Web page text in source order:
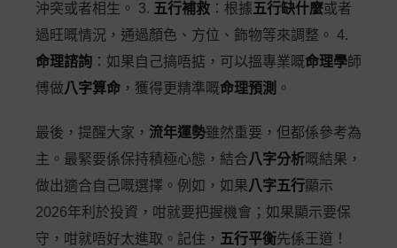
沖突或者相生。 3. 五行補救 ：根據五行缺什麼或者
過旺嘅情況，通過顏色、方位、飾物等來調整。 4.
命理諮詢 ：如果自己搞唔掂，可以搵專業嘅命理學師
傅做八字算命 ，獲得更精準嘅命理預測 。
最後，提醒大家， 流年運勢雖然重要，但都係參考為
主。最緊要係保持積極心態，結合八字分析嘅結果，
做出適合自己嘅選擇。例如，如果八字五行顯示
2026年利於投資，咁就要把握機會；如果顯示要保
守，咁就唔好太進取。記住， 五行平衡先係王道！